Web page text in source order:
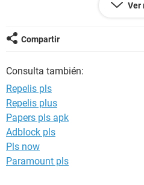
Ver
Compartir
Consulta también:
Repelis pls
Repelis plus
Papers pls apk
Adblock pls
Pls now
Paramount pls